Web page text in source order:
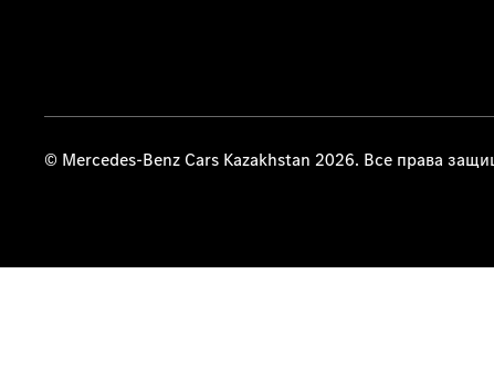
© Mercedes-Benz Cars Kazakhstan 2026. Все права